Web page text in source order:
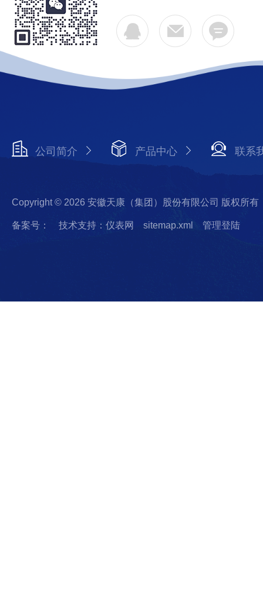
公司简介 产品中心 联系
Copyright © 2026 安徽天康（集团）股份有限公司 版权所有
备案号： 技术支持：仪表网 sitemap.xml 管理登陆